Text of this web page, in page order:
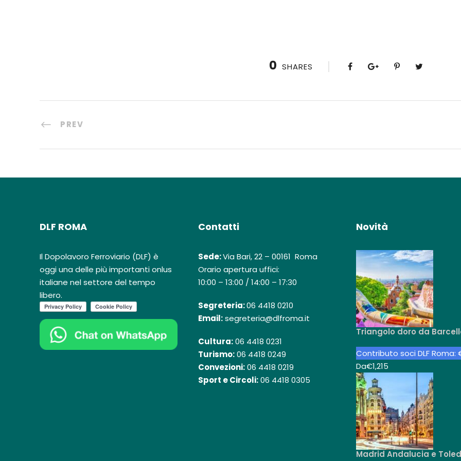
0 SHARES
PREV
DLF ROMA
Il Dopolavoro Ferroviario (DLF) è
oggi una delle più importanti onlus
italiane nel settore del tempo
libero.
Contatti
Sede:Via Bari, 22 – 00161 Roma
Orario apertura uffici:
10:00 – 13:00 / 14:00 – 17:30
Segreteria:06 4418 0210
Email:segreteria@dlfroma.it
Cultura:06 4418 0231
Turismo:06 4418 0249
Convezioni:06 4418 0219
Sport e Circoli:06 4418 0305
Novità
Triangolo doro da
Contributo soci DLF Roma:
Da€1,215
Madrid Andalucia e